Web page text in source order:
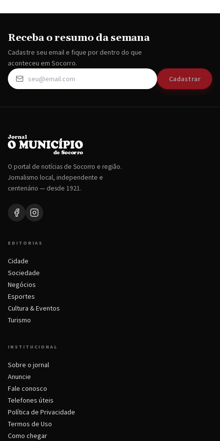
Receba o resumo da semana
Cadastre seu email e fique por dentro do que
aconteceu em Socorro.
Cadastrar
O portal de notícias de Socorro e região.
Jornalismo local, independente e
centenário — desde 1921.
EDITORIAS
Cidade
Sociedade
Negócios
Esportes
Cultura & Eventos
Turismo
INSTITUCIONAL
Sobre o jornal
Anuncie
Fale conosco
Telefones úteis
Política de Privacidade
Termos de Uso
Como chegar